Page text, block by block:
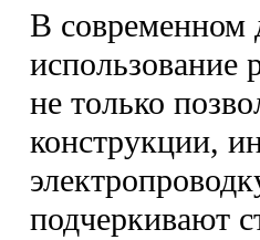
В современном
использование
не только
конструкции,
подчеркивают